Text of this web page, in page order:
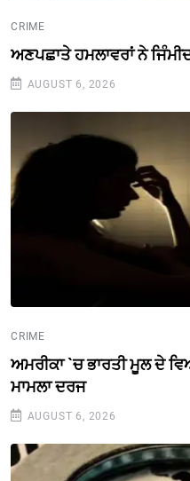
CRIME
ਅਣਪਛਾਤੇ ਹਮਲਾਵਰਾਂ ਨੇ
AUGUST 6, 2026
CRIME
ਅਮਰੀਕਾ `ਚ ਭਾਰਤੀ ਮੂਲ ਦੇ
ਮਾਮਲਾ ਦਰਜ
AUGUST 6, 2026